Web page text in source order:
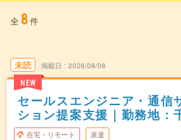
全 8件
未読
NEW
掲載日 2026/08/08
セールスエンジニア・通信
ション提案支援｜勤務地：
在宅・リモート 派遣